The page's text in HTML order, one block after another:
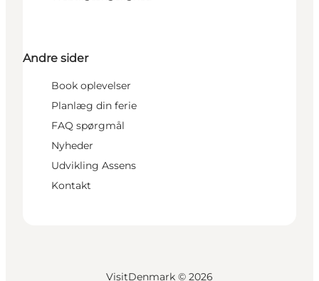
Andre sider
Book oplevelser
Planlæg din ferie
FAQ spørgmål
Nyheder
Udvikling Assens
Kontakt
VisitDenmark © 2026